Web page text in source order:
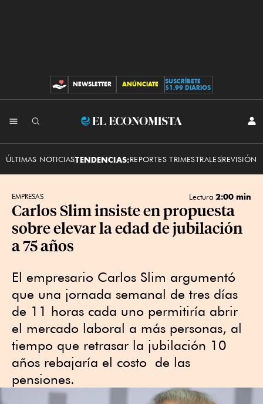
CONTRIBUCIONES
NEWSLETTER ANÚNCIATE
SUSCRÍBETE
$1.99 DIARIOS
El
ÚLTIMAS NOTICIASTENDENCIAS:REPORTES TRIMESTRALESREVISIÓN
EMPRESAS Lectura 2:00 min
Carlos Slim insiste en propuesta
sobre elevar la edad de jubilación
a 75 años
El empresario Carlos Slim argumentó
que una jornada semanal de tres días
de 11 horas cada uno permitiría abrir
el mercado laboral a más personas, al
tiempo que retrasar la jubilación 10
años rebajaría el costo de las
pensiones.